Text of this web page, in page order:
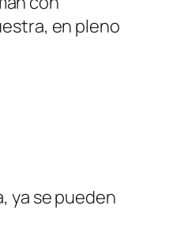
en pleno
ya se pueden